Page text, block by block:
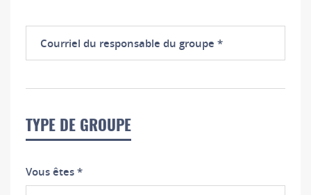
responsable
groupe
TYPE DE GROUPE
Vous êtes*